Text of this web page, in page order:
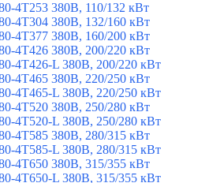
4T253 380В, 110/132 кВт
4T304 380В, 132/160 кВт
4T377 380В, 160/200 кВт
4T426 380В, 200/220 кВт
4T426-L 380В, 200/220 кВт
4T465 380В, 220/250 кВт
4T465-L 380В, 220/250 кВт
4T520 380В, 250/280 кВт
4T520-L 380В, 250/280 кВт
4T585 380В, 280/315 кВт
4T585-L 380В, 280/315 кВт
4T650 380В, 315/355 кВт
4T650-L 380В, 315/355 кВт